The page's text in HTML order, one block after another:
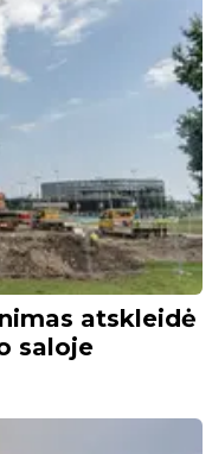
atskleidė
saloje